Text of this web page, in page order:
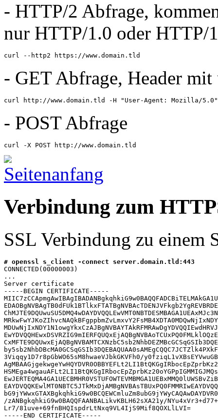
- HTTP/2 Abfrage,
nur HTTP/1.0 oder HTTP/
curl --http2 https://www.domain.tld
- GET Abfrage, Header mit
curl http://www.domain.tld -H "User-Agent: Mozilla/5.0"
- POST Abfrage
curl -X POST http://www.domain.tld
Verbindung zum
SSL Verbindung zu einem
# openssl s_client -connect server.domain.tld:443
CONNECTED(00000003)
...
Server certificate
-----BEGIN CERTIFICATE-----
3Viqqy1D7r8pGbWO65sM8hwaeVJbkGKVFh0/
/zANBgkqhkiG9w0BAQQFAANBALikvKBLH62sXA21y/
Lr7/81uve+69fnBHQIspdrLtNxq9VL4IjS9Mif8QOXLlLVI=
-----END CERTIFICATE-----